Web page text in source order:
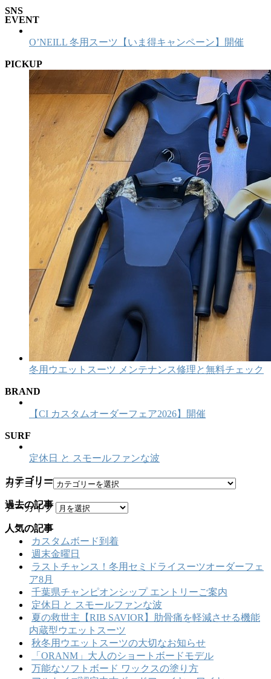
SNS
EVENT
O’NEILL 冬用スーツ【いま得キャンペーン】開催
PICKUP
冬用ウエットスーツ メンテナンス修理と無料チェック
BRAND
【CI カスタムオーダーフェア2026】開催
SURF
定休日 と スモールファンな波
カテゴリー
カテゴリー
過去の記事
アーカイブ
人気の記事
カスタムボード到着
週末金曜日
ラストチャンス！冬用セミドライスーツオーダーフェ
ア8月
千葉県チャンピオンシップ エントリーご案内
定休日 と スモールファンな波
夏の救世主【RIB SAVIOR】肋骨痛を軽減させる機能
内蔵型ウエットスーツ
秋冬用ウエットスーツの大切なお知らせ
「ORANM」大人のショートボードモデル
万能なソフトボード ワックスの塗り方